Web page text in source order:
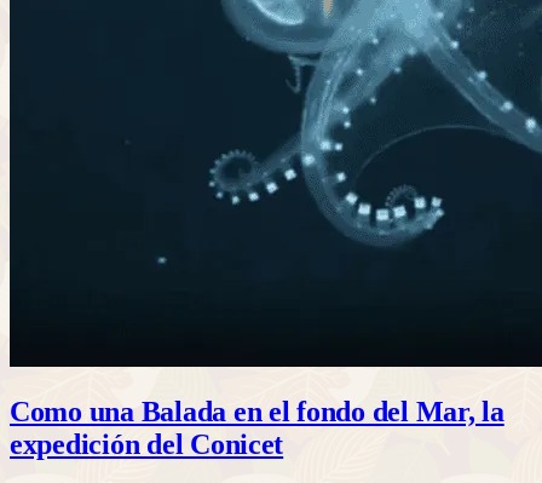
Como una Balada en el fondo del Mar, la
expedición del Conicet